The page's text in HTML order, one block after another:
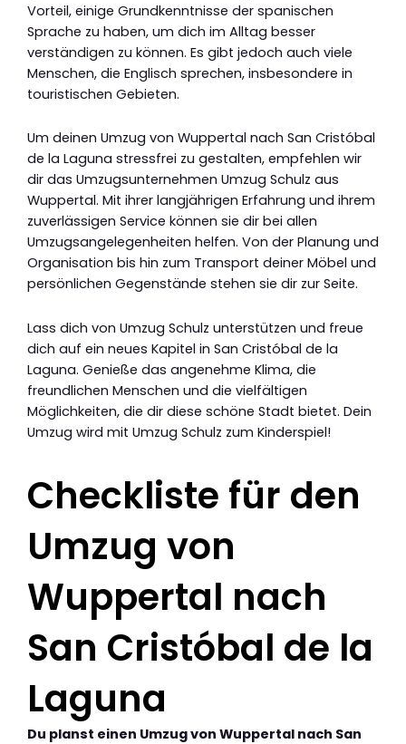
Vorteil, einige Grundkenntnisse der spanischen
Sprache zu haben, um dich im Alltag besser
verständigen zu können. Es gibt jedoch auch viele
Menschen, die Englisch sprechen, insbesondere in
touristischen Gebieten.
Um deinen Umzug von Wuppertal nach San Cristóbal
de la Laguna stressfrei zu gestalten, empfehlen wir
dir das Umzugsunternehmen Umzug Schulz aus
Wuppertal. Mit ihrer langjährigen Erfahrung und ihrem
zuverlässigen Service können sie dir bei allen
Umzugsangelegenheiten helfen. Von der Planung und
Organisation bis hin zum Transport deiner Möbel und
persönlichen Gegenstände stehen sie dir zur Seite.
Lass dich von Umzug Schulz unterstützen und freue
dich auf ein neues Kapitel in San Cristóbal de la
Laguna. Genieße das angenehme Klima, die
freundlichen Menschen und die vielfältigen
Möglichkeiten, die dir diese schöne Stadt bietet. Dein
Umzug wird mit Umzug Schulz zum Kinderspiel!
Checkliste für den
Umzug von
Wuppertal nach
San Cristóbal de la
Laguna
Du planst einen Umzug von Wuppertal nach San